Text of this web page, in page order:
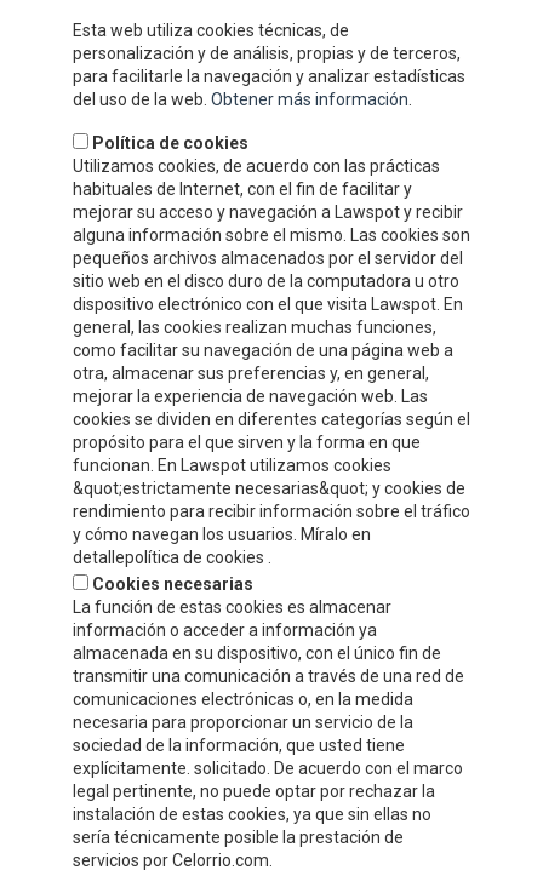
Esta web utiliza cookies técnicas, de
personalización y de análisis, propias y de terceros,
para facilitarle la navegación y analizar estadísticas
del uso de la web. Obtener más información
Política de cookies
Utilizamos cookies, de acuerdo con las prácticas
habituales de Internet, con el fin de facilitar y
mejorar su acceso y navegación a Lawspot y recibir
alguna información sobre el mismo. Las cookies son
pequeños archivos almacenados por el servidor del
sitio web en el disco duro de la computadora u otro
dispositivo electrónico con el que visita Lawspot. En
general, las cookies realizan muchas funciones,
como facilitar su navegación de una página web a
otra, almacenar sus preferencias y, en general,
mejorar la experiencia de navegación web. Las
cookies se dividen en diferentes categorías según el
propósito para el que sirven y la forma en que
funcionan. En Lawspot utilizamos cookies
&quot;estrictamente necesarias&quot; y cookies de
rendimiento para recibir información sobre el tráfico
y cómo navegan los usuarios. Míralo en
detallepolítica de cookies .
Cookies necesarias
La función de estas cookies es almacenar
información o acceder a información ya
almacenada en su dispositivo, con el único fin de
transmitir una comunicación a través de una red de
comunicaciones electrónicas o, en la medida
necesaria para proporcionar un servicio de la
sociedad de la información, que usted tiene
explícitamente. solicitado. De acuerdo con el marco
legal pertinente, no puede optar por rechazar la
instalación de estas cookies, ya que sin ellas no
sería técnicamente posible la prestación de
servicios por Celorrio.com.
reputation and widespread recognition.
WHERE WE ARE
CONTACT INFORMATION
Compre y Compare S.A.
Polígono Tejerías, zona sur, Calle G
Calahorra, La Rioja
+34 941 132 803
+34 941 132 512
info@celorrio.com
PRIVATE AREA
WRITE US!